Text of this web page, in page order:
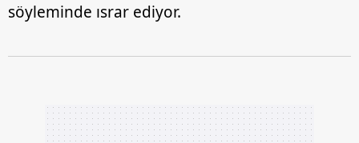
söyleminde ısrar ediyor.